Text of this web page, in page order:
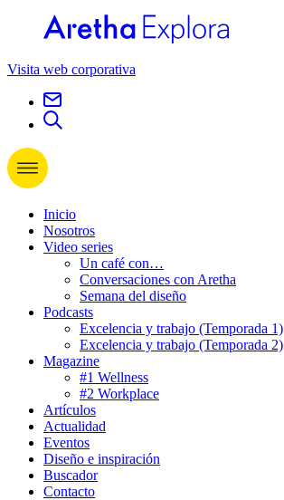
Visita web corporativa
Inicio
Nosotros
Video series
Un café con…
Conversaciones con Aretha
Semana del diseño
Podcasts
Excelencia y trabajo (Temporada 1)
Excelencia y trabajo (Temporada 2)
Magazine
#1 Wellness
#2 Workplace
Artículos
Actualidad
Eventos
Diseño e inspiración
Buscador
Contacto